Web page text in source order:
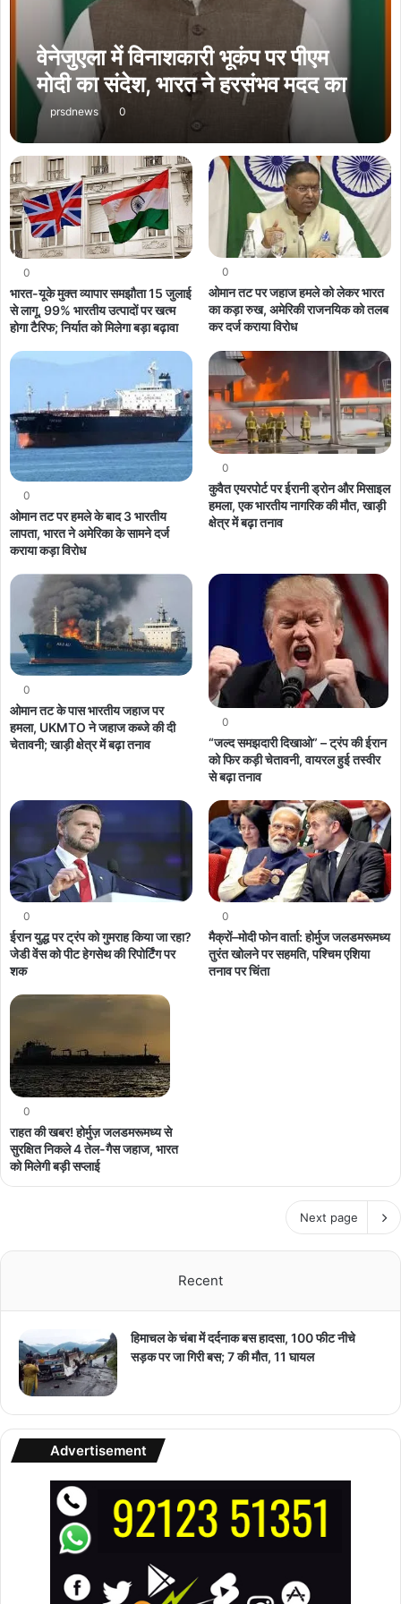
वेनेजुएला में विनाशकारी भूकंप पर पीएम
मोदी का संदेश, भारत ने हरसंभव मदद का
दिया भरोसा
prsdnews 0
0
भारत-यूके मुक्त व्यापार समझौता 15 जुलाई
से लागू, 99% भारतीय उत्पादों पर खत्म
होगा टैरिफ; निर्यात को मिलेगा बड़ा बढ़ावा
0
ओमान तट पर जहाज हमले को लेकर भारत
का कड़ा रुख, अमेरिकी राजनयिक को तलब
कर दर्ज कराया विरोध
0
ओमान तट पर हमले के बाद 3 भारतीय
लापता, भारत ने अमेरिका के सामने दर्ज
कराया कड़ा विरोध
0
कुवैत एयरपोर्ट पर ईरानी ड्रोन और मिसाइल
हमला, एक भारतीय नागरिक की मौत, खाड़ी
क्षेत्र में बढ़ा तनाव
0
ओमान तट के पास भारतीय जहाज पर
हमला, UKMTO ने जहाज कब्जे की दी
चेतावनी; खाड़ी क्षेत्र में बढ़ा तनाव
0
“जल्द समझदारी दिखाओ” – ट्रंप की ईरान
को फिर कड़ी चेतावनी, वायरल हुई तस्वीर
से बढ़ा तनाव
0
ईरान युद्ध पर ट्रंप को गुमराह किया जा रहा?
जेडी वेंस को पीट हेगसेथ की रिपोर्टिंग पर
शक
0
मैक्रों–मोदी फोन वार्ता: होर्मुज जलडमरूमध्य
तुरंत खोलने पर सहमति, पश्चिम एशिया
तनाव पर चिंता
0
राहत की खबर! होर्मुज़ जलडमरूमध्य से
सुरक्षित निकले 4 तेल-गैस जहाज, भारत
को मिलेगी बड़ी सप्लाई
Next page
Recent
हिमाचल के चंबा में दर्दनाक बस हादसा, 100 फीट नीचे
सड़क पर जा गिरी बस; 7 की मौत, 11 घायल
Advertisement